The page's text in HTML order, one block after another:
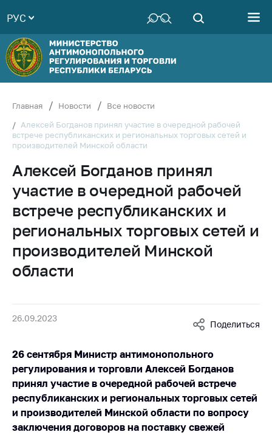
Руководство
Структура
Министерства
Территориальные
Законодательство
деятельность
Общественно-
консультативный
совет
Награждения
Идеологическая
работа
Официальные
геральдические
символы
РУС
Главная Новости
Все новости
Алексей Богданов принял участие в очередной рабочей
встрече республиканских и региональных торговых сетей и
производителей Минской области
Алексей Богданов принял
участие в очередной рабочей
встрече республиканских и
региональных торговых сетей и
производителей Минской
области
26.09.2023
Поделиться
26 сентября Министр антимонопольного
регулирования и торговли Алексей Богданов
принял участие в очередной рабочей встрече
республиканских и региональных торговых сетей
и производителей Минской области по вопросу
заключения договоров на поставку свежей